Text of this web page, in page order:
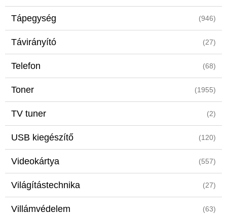
Tápegység (946)
Távirányító (27)
Telefon (68)
Toner (1955)
TV tuner (2)
USB kiegészítő (120)
Videokártya (557)
Világítástechnika (27)
Villámvédelem (63)